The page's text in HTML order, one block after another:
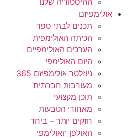
ההיסטוריה שלנו
אולימפיזם
תכנים לבתי ספר
הכיתה האולימפית
הערכים האולימפיים
היום האולימפי
ניוזלטר אולימפיזם 365
מעורבות חברתית
תוכן מקצועי
מאחורי הטבעות
חזקים יותר – ביחד
האולפן האולימפי